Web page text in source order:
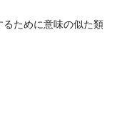
ために意味の似た類